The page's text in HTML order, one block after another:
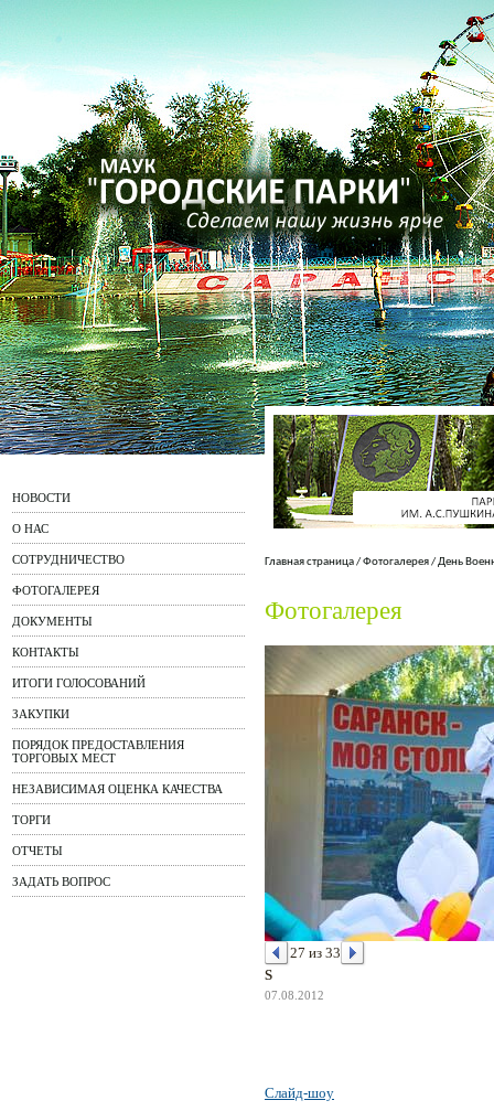
НОВОСТИ
О НАС
СОТРУДНИЧЕСТВО
ФОТОГАЛЕРЕЯ
ДОКУМЕНТЫ
КОНТАКТЫ
ИТОГИ ГОЛОСОВАНИЙ
ЗАКУПКИ
ПОРЯДОК ПРЕДОСТАВЛЕНИЯ
ТОРГОВЫХ МЕСТ
НЕЗАВИСИМАЯ ОЦЕНКА КАЧЕСТВА
ТОРГИ
ОТЧЕТЫ
ЗАДАТЬ ВОПРОС
Главная страница/Фотогалерея/День
Фотогалерея
27 из 33
S
07.08.2012
Слайд-шоу